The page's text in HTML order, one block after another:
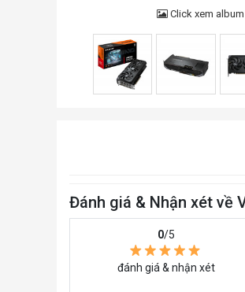
Click xem album
Đánh giá & Nhận xét về
0/5
đánh giá & nhận xét